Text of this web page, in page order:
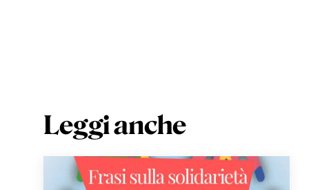
Leggi anche